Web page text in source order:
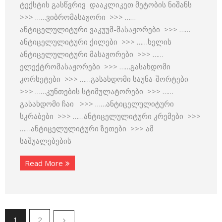
ტექსტის გასწვრივ დააკლიკეთ მეტობის ნიშანს
>>> ……ვიბრომასაჟორი >>> ……
ანტიცელულიტური ვაკუუმ-მასაჟორები >>> ……
ანტიცელულიტური ქილები >>> ……ხელის
ანტიცელულიტური მასაჟორები >>> ……
ელექტრომასაჟორები >>> ……გასახდომი
კორსეტები >>> ……გასახდომი საუნა-შორტები
>>> ……კუნთების სტიმულატორები >>> ……
გასახდომი ჩაი >>> ……ანტიცელულიტური
სკრაბები >>> ……ანტიცელულიტური კრემები >>>
……ანტიცელულიტური ზეთები >>> ამ
საშუალებების
Read More
1 2